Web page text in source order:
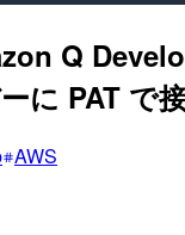
Q
に PAT で
AWS